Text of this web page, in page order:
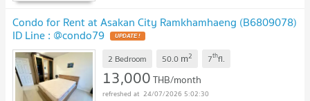
Condo for Rent at Asakan City Ramkhamhaeng (B6809078)
ID Line : @condo79
2 Bedroom 50.0 m2 7thfl.
13,000THB/month
24/07/2026 5:02:30